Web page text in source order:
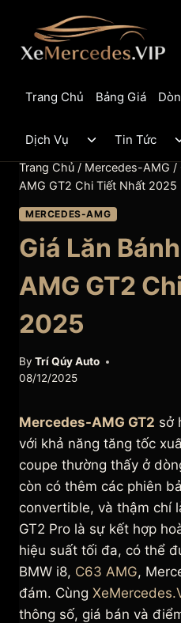
content
Trang Chủ Bảng Giá
Dịch Vụ
Toggle
menu
Tin Tức
Trang Chủ / Mercedes-AMG /
AMG GT2 Chi Tiết Nhất 2025
MERCEDES-AMG
Giá Lăn
AMG GT2
2025
By Trí Qúy Auto
08/12/2025
Mercedes-AMG GT2 sở
với khả năng tăng tốc
coupe thường thấy ở
còn có thêm các phiên
convertible, và thậm chí
GT2 Pro là sự kết hợp
hiệu suất tối đa, có thể
BMW i8, C63 AMG,
đám. Cùng
thông số, giá bán và